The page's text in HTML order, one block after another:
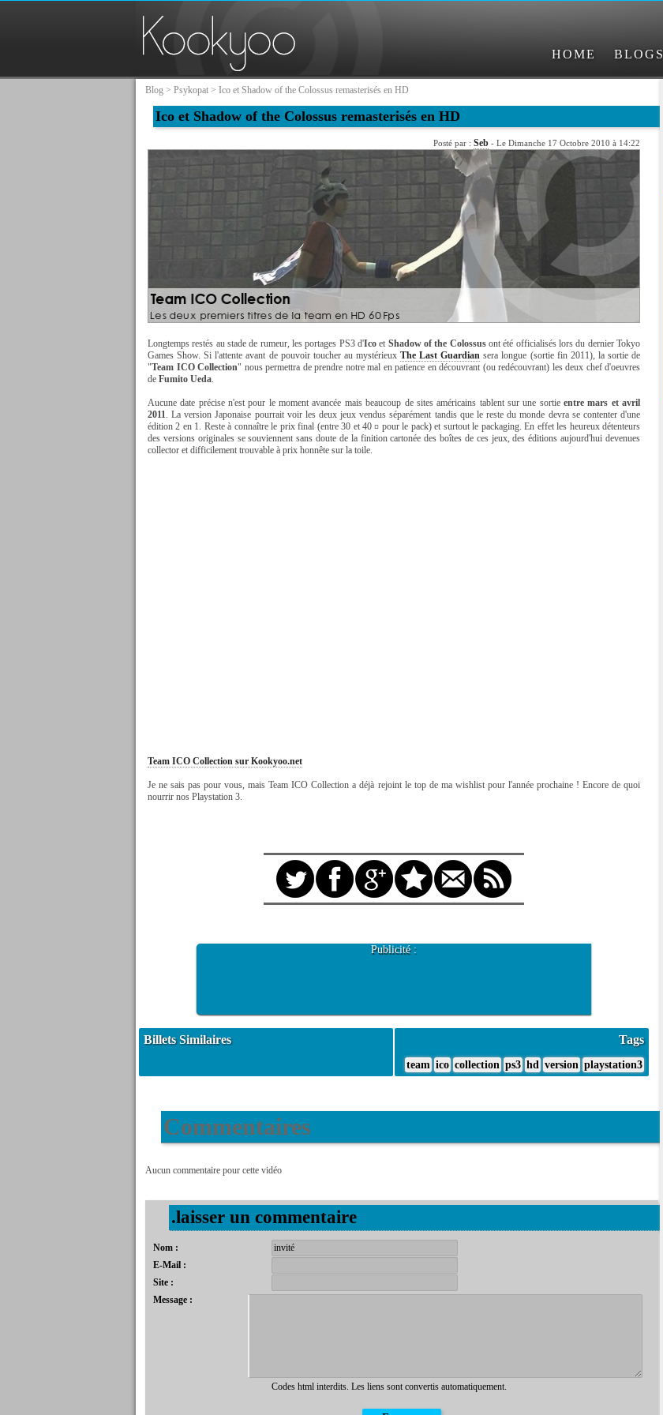
HOME BLOGS
Blog > Psykopat > Ico et Shadow of the Colossus remasterisés en HD
Ico et Shadow of the Colossus remasterisés en HD
Posté par : Seb - Le Dimanche 17 Octobre 2010 à 14:22
Longtemps restés au stade de rumeur, les portages PS3 d'Icoet Shadow of the Colossusont été officialisés lors du dernier Tokyo
Games Show. Si l'attente avant de pouvoir toucher au mystérieux The Last Guardian sera longue (sortie fin 2011), la sortie de
"Team ICO Collection" nous permettra de prendre notre mal en patience en découvrant (ou redécouvrant) les deux chef d'oeuvres
de Fumito Ueda.
Aucune date précise n'est pour le moment avancée mais beaucoup de sites américains tablent sur une sortie entre mars et avril
2011. La version Japonaise pourrait voir les deux jeux vendus séparément tandis que le reste du monde devra se contenter d'une
édition 2 en 1. Reste à connaître le prix final (entre 30 et 40 ¤ pour le pack) et surtout le packaging. En effet les heureux détenteurs
des versions originales se souviennent sans doute de la finition cartonée des boîtes de ces jeux, des éditions aujourd'hui devenues
collector et difficilement trouvable à prix honnête sur la toile.
Team ICO Collection sur Kookyoo.net
Je ne sais pas pour vous, mais Team ICO Collection a déjà rejoint le top de ma wishlist pour l'année prochaine ! Encore de quoi
nourrir nos Playstation 3.
Publicité :
Billets Similaires Tags
team ico collection ps3 hd version playstation3
Commentaires
Aucun commentaire pour cette vidéo
.laisser un commentaire
Nom :
E-Mail :
Site :
Message :
Codes html interdits. Les liens sont convertis automatiquement.